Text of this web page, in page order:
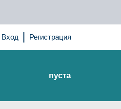
Вход Регистрация
пуста